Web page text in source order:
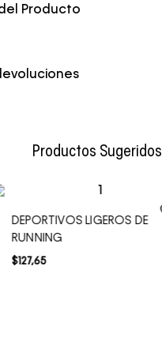
Producto
Productos Sugeridos
DEPORTIVOS LIGEROS DE
RUNNING
$127,65